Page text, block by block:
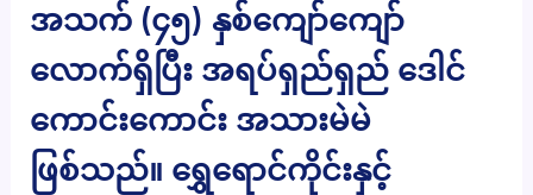
အသက် (၄၅) နှစ်ကျော်ကျော်
လောက်ရှိပြီး အရပ်ရှည်ရှည် ဒေါင်
ကောင်းကောင်း အသားမဲမဲ
ဖြစ်သည်။ ရွှေရောင်ကိုင်းနှင့်